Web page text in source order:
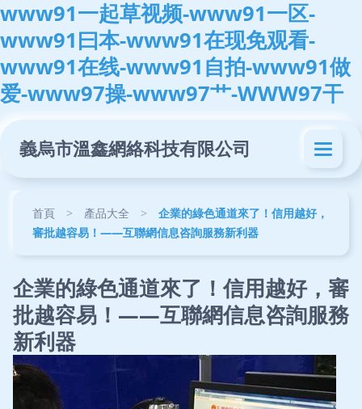
www91一起草视频-www91一区-
www91曰本-www91在现免观看-
www91在线-www91自拍-www91做
爱-www97操-www97艹-WWW97干
義烏市溫鑫網絡科技有限公司
首頁 > 產品大全 >
企業的綠色通道來了！信用越好，
審批越容易！——互聯網信息咨詢服務新利器
企業的綠色通道來了！信用越好，審
批越容易！——互聯網信息咨詢服務
新利器